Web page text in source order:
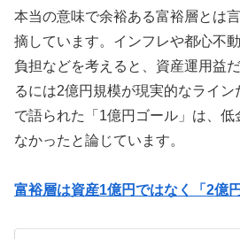
本当の意味で余裕ある富裕層とは
摘しています。インフレや都心不
負担などを考えると、資産運用益
るには2億円規模が現実的なライ
で語られた「1億円ゴール」は、
なかったと論じています。
富裕層は資産1億円ではなく「2億